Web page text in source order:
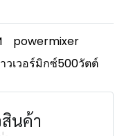
powermixer
วเวอร์มิกซ์500วัตต์
นค้า